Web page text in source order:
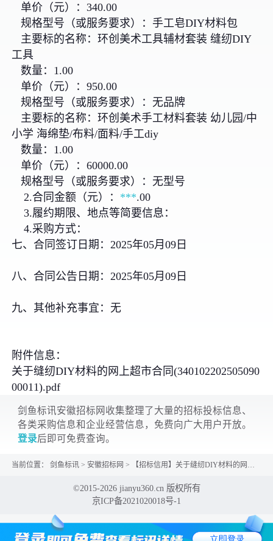
单价（元）：340.00
规格型号（或服务要求）：手工皂DIY材料包
主要标的名称：环创美术工具辅材套装 缝纫DIY
工具
数量：1.00
单价（元）：950.00
规格型号（或服务要求）：无品牌
主要标的名称：环创美术手工材料套装 幼儿园/中
小学 海绵垫/布料/面料/手工diy
数量：1.00
单价（元）：60000.00
规格型号（或服务要求）：无型号
2.合同金额（元）： ***.00
3.履约期限、地点等简要信息：
4.采购方式：
七、合同签订日期：2025年05月09日
八、合同公告日期：2025年05月09日
九、其他补充事宜：无
附件信息：
关于缝纫DIY材料的网上超市合同(340102202505090
00011).pdf
剑鱼标讯安徽招标网收集整理了大量的招标投标信息、
各类采购信息和企业经营信息，免费向广大用户开放。
登录后即可免费查询。
当前位置： 剑鱼标讯 > 安徽招标网 > 【招标信用】关于缝纫DIY材料的网上超市合同公告
©2015-2026 jianyu360.cn 版权所有
京ICP备2021020018号-1